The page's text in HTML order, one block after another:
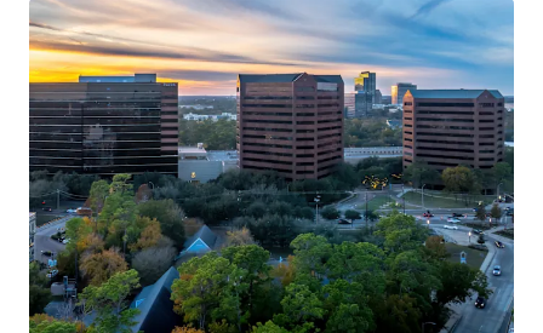
Tenants in the Market and Their Requirements
Unprecedented Historical Rent Growth
Significant Capital Investment with Limited
Go-Forward Capital Needed
Strong Competitive Set
Best in Class Amenities